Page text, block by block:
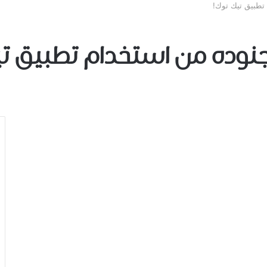
ﺗﻄﺒﻴﻖ ﺗﻴﻚ ﺗﻮﻙ!
من استخدام ﺗﻄﺒﻴﻖ